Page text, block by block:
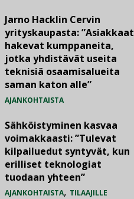
Jarno Hacklin Cervin
yrityskaupasta: ”Asiakkaat
hakevat kumppaneita,
jotka yhdistävät useita
teknisiä osaamisalueita
saman katon alle”
AJANKOHTAISTA
Sähköistyminen kasvaa
voimakkaasti: ”Tulevat
kilpailuedut syntyvät, kun
erilliset teknologiat
tuodaan yhteen”
AJANKOHTAISTA, TILAAJILLE